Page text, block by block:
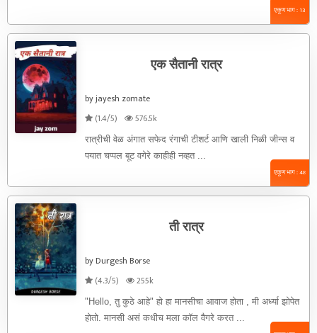
एकूण भाग : 13
एक सैतानी रात्र
by jayesh zomate
(1.4/5)
576.5k
रात्रीची वेळ अंगात सफेद रंगाची टीशर्ट आणि खाली निळी जीन्स व
पयात चप्पल बूट वगेरे काहीही नव्हत ...
एकूण भाग : 48
ती रात्र
by Durgesh Borse
(4.3/5)
255k
"Hello, तु कुठे आहे" हो हा मानसीचा आवाज होता , मी अर्ध्या झोपेत
होतो. मानसी असं कधीच मला कॉल वैगरे करत ...